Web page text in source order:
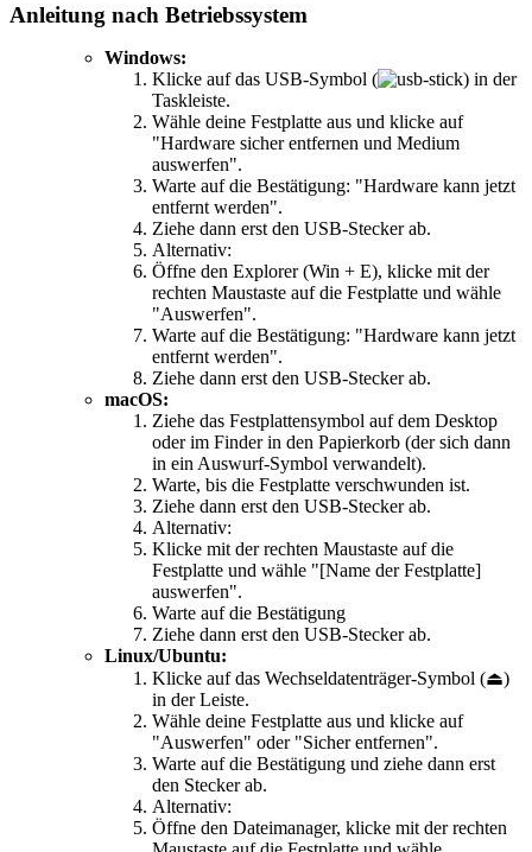
Anleitung nach Betriebssystem
Windows:
Klicke auf das USB-Symbol (
) in der
Taskleiste.
Wähle deine Festplatte aus und klicke auf
"Hardware sicher entfernen und Medium
auswerfen".
Warte auf die Bestätigung: "Hardware kann jetzt
entfernt werden".
Ziehe dann erst den USB-Stecker ab.
Alternativ:
Öffne den Explorer (Win + E), klicke mit der
rechten Maustaste auf die Festplatte und wähle
"Auswerfen".
Warte auf die Bestätigung: "Hardware kann jetzt
entfernt werden".
Ziehe dann erst den USB-Stecker ab.
macOS:
Ziehe das Festplattensymbol auf dem Desktop
oder im Finder in den Papierkorb (der sich dann
in ein Auswurf-Symbol verwandelt).
Warte, bis die Festplatte verschwunden ist.
Ziehe dann erst den USB-Stecker ab.
Alternativ:
Klicke mit der rechten Maustaste auf die
Festplatte und wähle "[Name der Festplatte]
auswerfen".
Warte auf die Bestätigung
Ziehe dann erst den USB-Stecker ab.
Linux/Ubuntu:
Klicke auf das Wechseldatenträger-Symbol (⏏)
in der Leiste.
Wähle deine Festplatte aus und klicke auf
"Auswerfen" oder "Sicher entfernen".
Warte auf die Bestätigung und ziehe dann erst
den Stecker ab.
Alternativ:
Öffne den Dateimanager, klicke mit der rechten